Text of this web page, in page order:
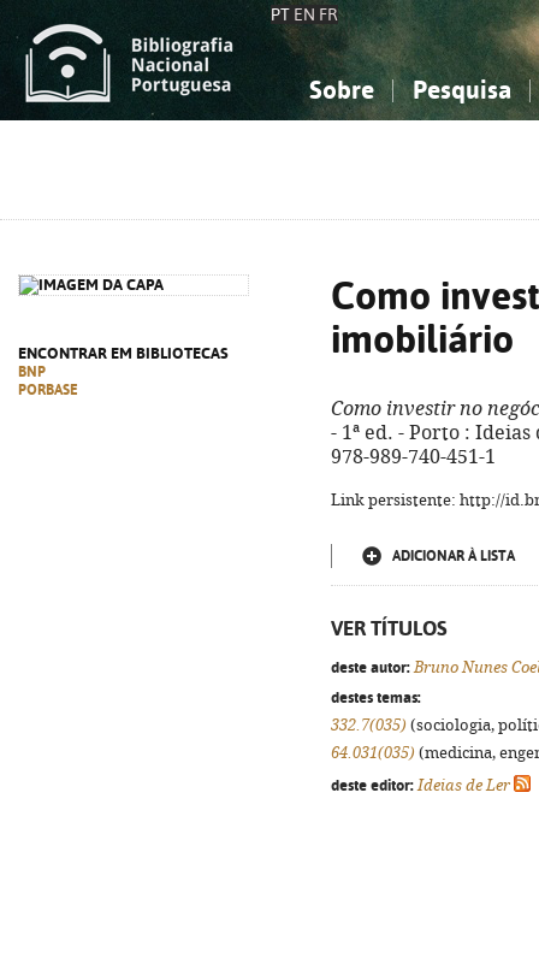
PT EN FR
Sobre Pesquisa
ENCONTRAR EM BIBLIOTECAS
BNP
PORBASE
Como
imobiliário
Como investir no
- 1ª ed. - Porto : Ideias
978-989-740-451-1
Link persistente: http://
ADICIONAR À LISTA
VER TÍTULOS
deste autor: Bruno Nunes
destes temas:
332.7(035) (sociologia,
64.031(035) (medicina,
deste editor: Ideias de Ler